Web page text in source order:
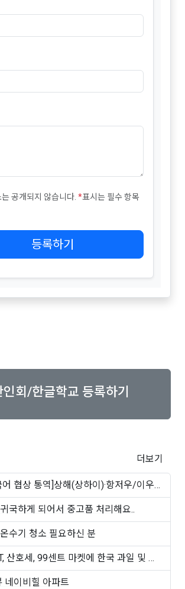
공개되지 않습니다. *표시는 필수 항목
등록하기
인회/한글학교 등록하기
더보기
어 협상 통역]상해(상하이)·항저우/이우·
국하게 되어서 중고품 처리해요..
수기 청소 필요하신 분
산호세, 99센트 마켓에 한국 과일 및 빵
네이비힐 아파트